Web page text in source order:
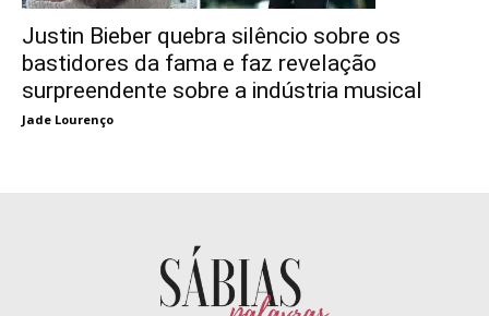
Justin Bieber quebra silêncio sobre os
bastidores da fama e faz revelação
surpreendente sobre a indústria musical
Jade Lourenço